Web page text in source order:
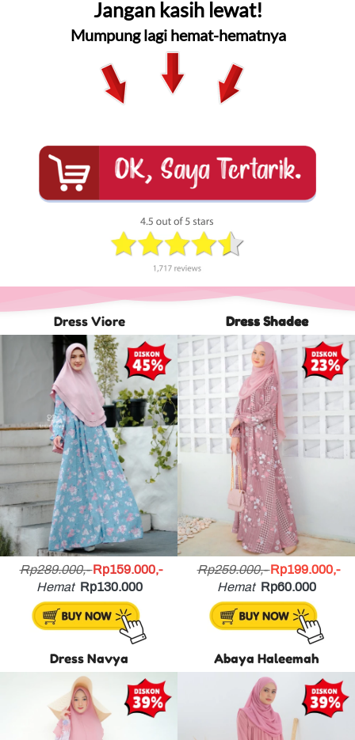
Jangan kasih lewat!
Mumpung lagi hemat-hematnya
Dress Viore
Rp289.000,- Rp159.000,-
Hemat Rp130.000
Dress Shadee
Rp259.000,- Rp199.000,-
Hemat Rp60.000
Dress Navya Abaya Haleemah